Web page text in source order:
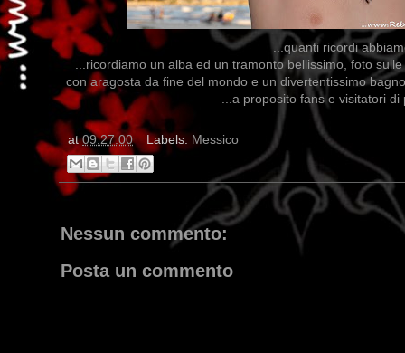
...quanti ricordi
...ricordiamo un alba ed un tramonto bellissimo, foto
con aragosta da fine del mondo e un divertentissimo
...a proposito fans e visitatori
at09:27:00 Labels: Messico
Nessun commento:
Posta un commento